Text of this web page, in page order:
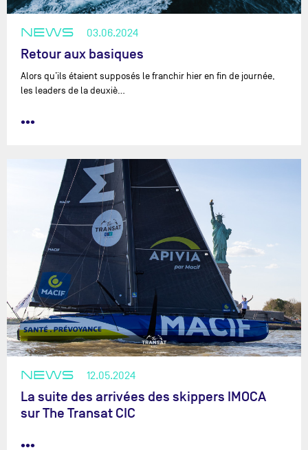
NEWS 03.06.2024
Retour aux basiques
Alors qu’ils étaient supposés le franchir hier en fin de journée,
les leaders de la deuxiè…
•••
NEWS 12.05.2024
La suite des arrivées des skippers IMOCA
sur The Transat CIC
•••